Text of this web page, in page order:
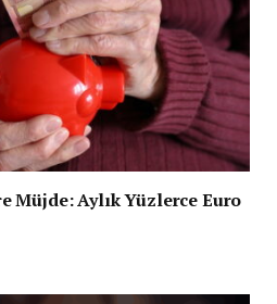
Müjde: Aylık Yüzlerce Euro